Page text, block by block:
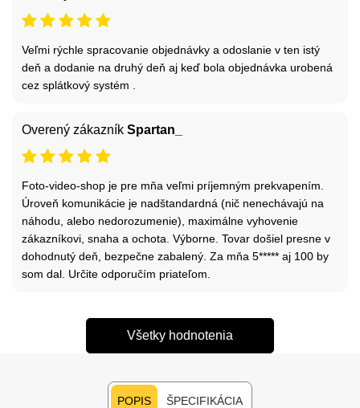
Veľmi rýchle spracovanie objednávky a odoslanie v ten istý
deň a dodanie na druhý deň aj keď bola objednávka urobená
cez splátkový systém .
Overený zákazník Spartan_
Foto-video-shop je pre mňa veľmi príjemným prekvapením.
Úroveň komunikácie je nadštandardná (nič nenechávajú na
náhodu, alebo nedorozumenie), maximálne vyhovenie
zákazníkovi, snaha a ochota. Výborne. Tovar došiel presne v
dohodnutý deň, bezpečne zabalený. Za mňa 5***** aj 100 by
som dal. Určite odporučím priateľom.
Všetky hodnotenia
POPIS ŠPECIFIKÁCIA